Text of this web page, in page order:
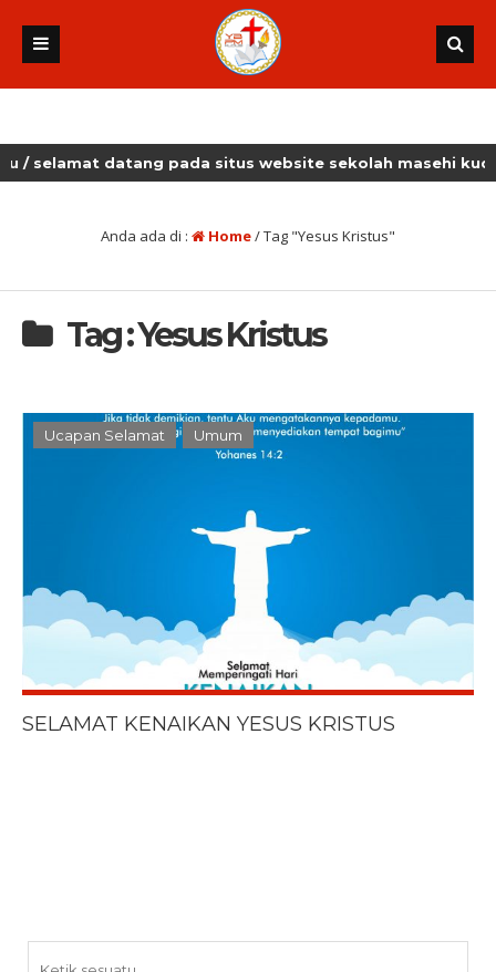
datang pada situs website sekolah masehi kudus
Anda ada di : Home/Tag "Yesus Kristus"
Tag : Yesus Kristus
Ucapan Selamat Umum
SELAMAT KENAIKAN YESUS KRISTUS